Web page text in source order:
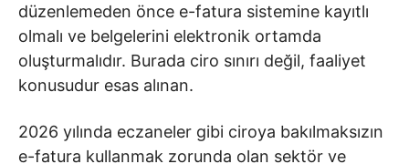
düzenlemeden önce e-fatura sistemine kayıtlı
olmalı ve belgelerini elektronik ortamda
oluşturmalıdır. Burada ciro sınırı değil, faaliyet
konusudur esas alınan.
2026 yılında eczaneler gibi ciroya bakılmaksızın
e-fatura kullanmak zorunda olan sektör ve